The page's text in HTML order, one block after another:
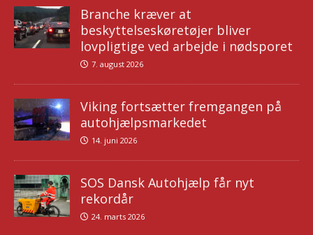
Branche kræver at
beskyttelseskøretøjer bliver
lovpligtige ved arbejde i nødsporet
7. august 2026
Viking fortsætter fremgangen på
autohjælpsmarkedet
14. juni 2026
SOS Dansk Autohjælp får nyt
rekordår
24. marts 2026